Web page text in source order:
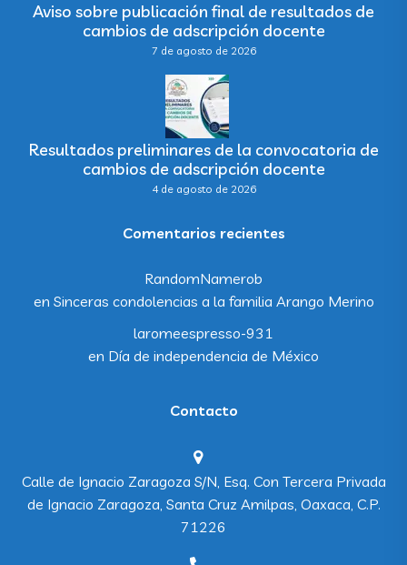
Aviso sobre publicación final de resultados de
cambios de adscripción docente
7 de agosto de 2026
Resultados preliminares de la convocatoria de
cambios de adscripción docente
4 de agosto de 2026
Comentarios recientes
RandomNamerob
en Sinceras condolencias a la familia Arango Merino
laromeespresso-931
en Día de independencia de México
Contacto
Calle de Ignacio Zaragoza S/N, Esq. Con Tercera Privada
de Ignacio Zaragoza, Santa Cruz Amilpas, Oaxaca, C.P.
71226